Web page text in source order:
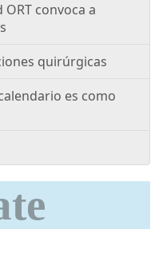
convoca a
quirúrgicas
es como